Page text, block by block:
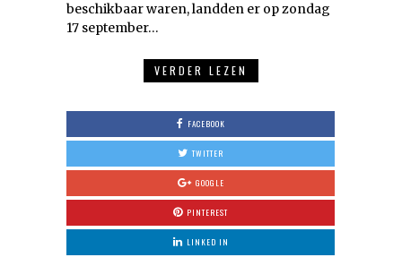
beschikbaar waren, landden er op zondag
17 september…
VERDER LEZEN
FACEBOOK
TWITTER
GOOGLE
PINTEREST
LINKED IN